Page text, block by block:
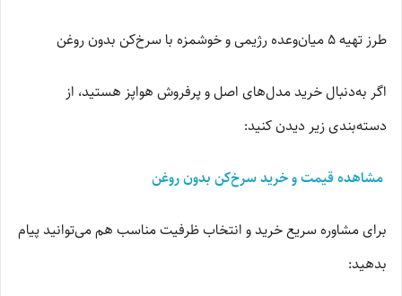
طرز تهیه ۵ میان‌وعده رژیمی و خوشمزه با سرخ‌کن بدون روغن
اگر به‌دنبال خرید مدل‌های اصل و پرفروش هواپز هستید، از
دسته‌بندی زیر دیدن کنید:
مشاهده قیمت و خرید سرخ‌کن بدون روغن
برای مشاوره سریع خرید و انتخاب ظرفیت مناسب هم می‌توانید پیام
بدهید: